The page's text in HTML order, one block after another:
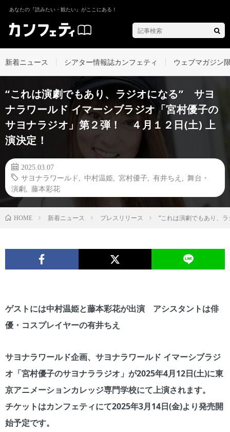
あなたの『読みたい・観たい』がここにある！
新着ニュース シアター情報誌カンフェティ ウェブマガジン
“これは演劇でもあり、ラジオになる” サヨ
ナラワールド イマーシブラジオ「宮村優子の
サヨナラジオ」第２弾！ ４月１２日(土) 上
演決定！
2025.03.07
サヨナラワールド
中村温姫 宮村優子 有井ちえ
舞台・
演劇
藤本彩花
HOME 新着ニュース プレスリリース “これは演劇でもあり、
ゲストには中村温姫と藤本彩花が出演 アシスタントは俳
優・コスプレイヤーの有井ちえ
サヨナラワールド企画、サヨナラワールド イマーシブラジ
オ「宮村優子のサヨナララジオ」が2025年4月12日(土)に東
京アニメーションカレッジ専門学校にて上演されます。
チケットはカンフェティにて2025年3月14日(金)より発売開
始予定です。